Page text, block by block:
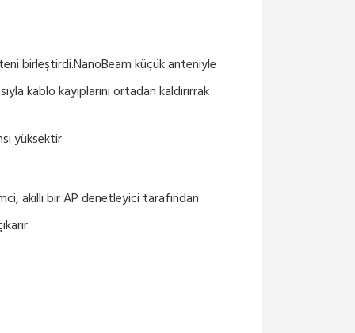
Ubiquiti PowerBeam PBE-
M...
4,952.92₺ + KDV
birleştirdi.NanoBeam küçük anteniyle
kablo kayıplarını ortadan kaldırırrak
yüksektir
akıllı bir AP denetleyici tarafından